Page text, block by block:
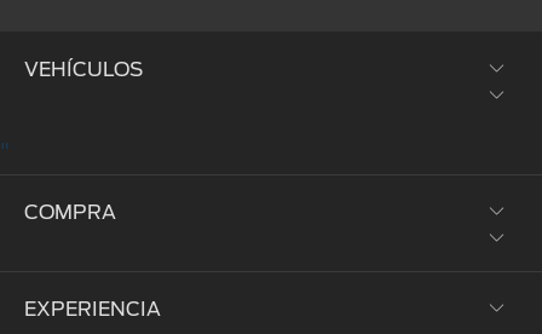
VEHÍCULOS
"
COMPRA
Prueba de Manejo
EXPERIENCIA